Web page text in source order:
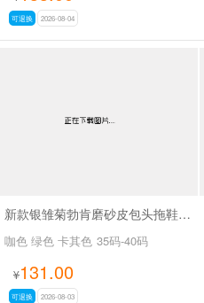
可退换 2026-08-04
新款银雏菊勃肯磨砂皮包头拖鞋SA27108
咖色 绿色 卡其色 35码-40码
¥131.00
可退换 2026-08-03